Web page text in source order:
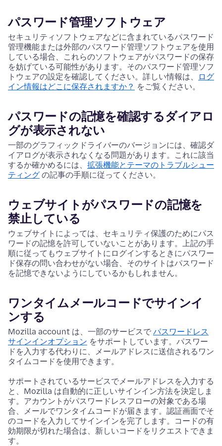
パスワード管理ソフトウェア
セキュリティソフトウェアなどに含まれているパスワード
管理機能または外部のパスワード管理ソフトウェアを使用
している場合、これらのソフトウェアがパスワードの保存
を妨げている可能性があります。そのパスワード管理ソフ
トウェアの設定を確認してください。詳しい情報は、
ログ
イン情報はどこに保存されますか？ をご覧ください。
パスワードの記憶を確認するダイアロ
グが表示されない
一部のグラフィックドライバーのバージョンには、確認ダ
イアログが表示されなくなる問題があります。これに該当
するか確かめるには、 拡張機能とテーマのトラブルシュー
ティング の記事の手順に従ってください。
ウェブサイトがパスワードの記憶を
禁止している
ウェブサイトによっては、セキュリティ保護のためにパス
ワードの記憶を許可していないことがあります。上記の手
順に従ってもウェブサイトにログインするときにパスワー
ド保存の問い合わせがない場合、そのサイトはパスワード
を記憶できないようにしているかもしれません。
ワンタイムメールコードでサインイ
ンする
Mozilla account は、一部のサービスで パスワードレス
サインインオプション をサポートしています。パスワー
ドを入力する代わりに、メールアドレスに送信されるワン
タイムコードを使用できます。
サポートされているサービスでメールアドレスを入力する
と、Mozilla は自動的に正しいサインイン方法を決定しま
す。アカウントがパスワードレスフローの対象である場
合、メールでワンタイムコードが届きます。認証画面でそ
のコードを入力してサインインを完了します。コードの有
効期限が切れた場合は、新しいコードをリクエストできま
す。